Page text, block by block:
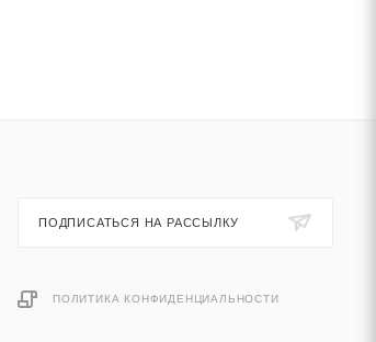
ПОДПИСАТЬСЯ НА РАССЫЛКУ
ПОЛИТИКА КОНФИДЕНЦИАЛЬНОСТИ